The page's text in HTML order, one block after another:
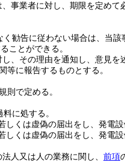
事業者に対し、期限を定めて
勧告に従わない場合は、当該
ことができる。
、その理由を通知し、意見を
等に報告するものとする。
則で定める。
に処する。
しくは虚偽の届出をし、発電
しくは虚偽の届出をし、発電
人又は人の業務に関し、 前項